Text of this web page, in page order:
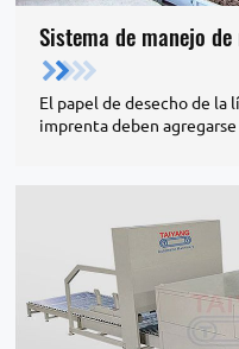
Sistema de manejo
El papel de desecho de la
imprenta deben